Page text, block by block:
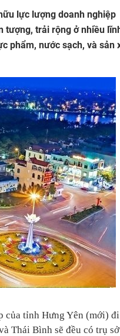
lực lượng doanh nghiệp
tượng, trải rộng ở nhiều
phẩm, nước sạch, và sản
của tỉnh Hưng Yên (mới)
Thái Bình sẽ đều có trụ